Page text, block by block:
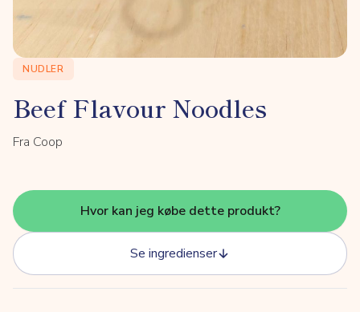
NUDLER
Beef Flavour Noodles
Fra Coop
Hvor kan jeg købe dette produkt?
Se ingredienser